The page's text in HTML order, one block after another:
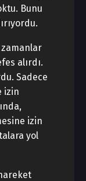
Bunu
alırdı.
Sadece
izin
izin
yol